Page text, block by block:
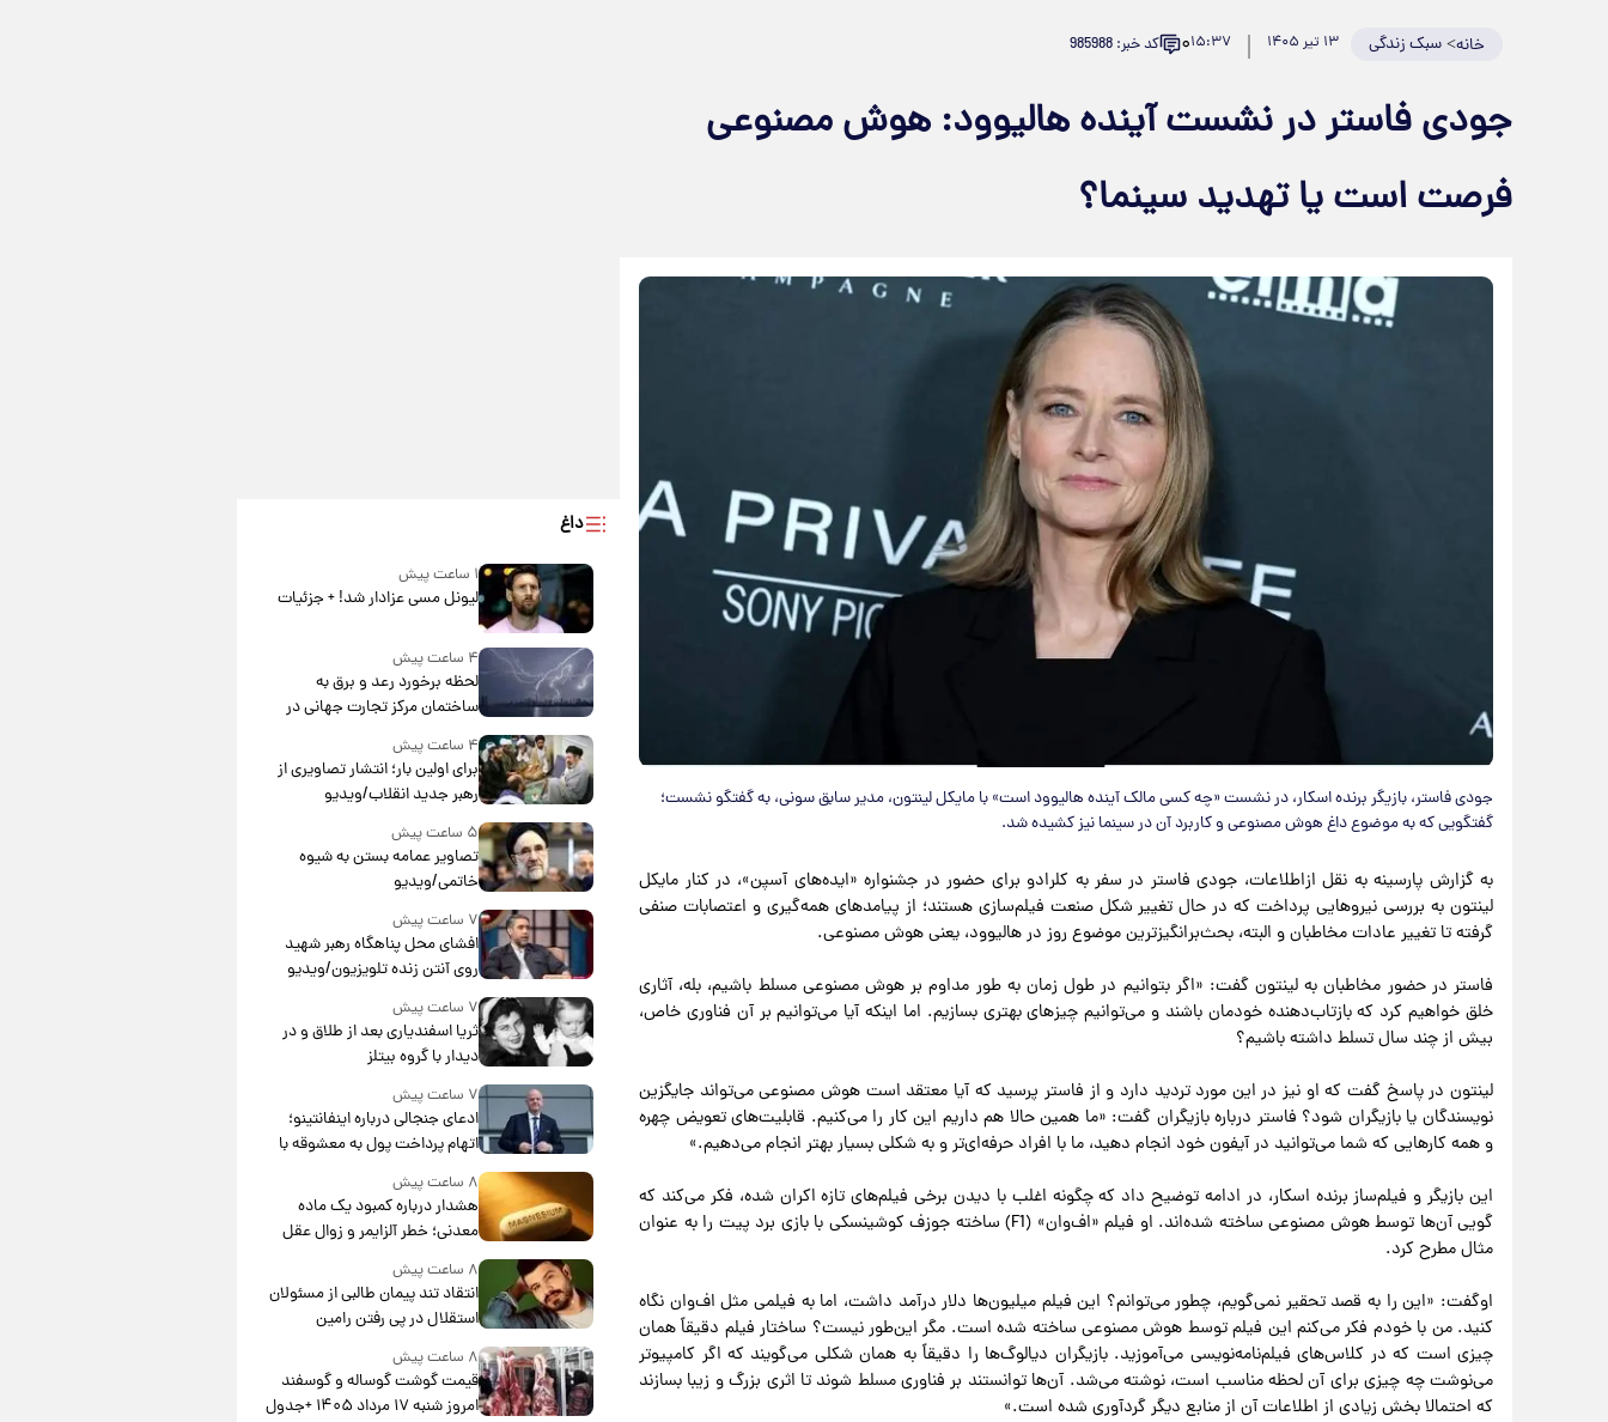
خانه>سبک زندگی ۱۳ تیر ۱۴۰۵ ۱۵:۳۷۰ کد خبر: 985988
جودی فاستر در نشست آینده هالیوود: هوش مصنوعی
فرصت است یا تهدید سینما؟
جودی فاستر، بازیگر برنده اسکار، در نشست «چه کسی مالک آینده هالیوود است» با مایکل لینتون، مدیر سابق سونی، به گفتگو نشست؛
گفتگویی که به موضوع داغ هوش مصنوعی و کاربرد آن در سینما نیز کشیده شد.
به گزارش پارسینه به نقل ازاطلاعات، جودی فاستر در سفر به کلرادو برای حضور در جشنواره «ایده‌های آسپن»، در کنار مایکل
لینتون به بررسی نیروهایی پرداخت که در حال تغییر شکل صنعت فیلم‌سازی هستند؛ از پیامدهای همه‌گیری و اعتصابات صنفی
گرفته تا تغییر عادات مخاطبان و البته، بحث‌برانگیزترین موضوع روز در هالیوود، یعنی هوش مصنوعی.
فاستر در حضور مخاطبان به لینتون گفت: «اگر بتوانیم در طول زمان به طور مداوم بر هوش مصنوعی مسلط باشیم، بله، آثاری
خلق خواهیم کرد که بازتاب‌دهنده خودمان باشند و می‌توانیم چیزهای بهتری بسازیم. اما اینکه آیا می‌توانیم بر آن فناوری خاص،
بیش از چند سال تسلط داشته باشیم؟
لینتون در پاسخ گفت که او نیز در این مورد تردید دارد و از فاستر پرسید که آیا معتقد است هوش مصنوعی می‌تواند جایگزین
نویسندگان یا بازیگران شود؟ فاستر درباره بازیگران گفت: «ما همین حالا هم داریم این کار را می‌کنیم. قابلیت‌های تعویض چهره
و همه کارهایی که شما می‌توانید در آیفون خود انجام دهید، ما با افراد حرفه‌ای‌تر و به شکلی بسیار بهتر انجام می‌دهیم.»
این بازیگر و فیلم‌ساز برنده اسکار، در ادامه توضیح داد که چگونه اغلب با دیدن برخی فیلم‌های تازه اکران شده، فکر می‌کند که
گویی آن‌ها توسط هوش مصنوعی ساخته شده‌اند. او فیلم «اف‌وان» (F1) ساخته جوزف کوشینسکی با بازی برد پیت را به عنوان
مثال مطرح کرد.
اوگفت: «این را به قصد تحقیر نمی‌گویم، چطور می‌توانم؟ این فیلم میلیون‌ها دلار درآمد داشت، اما به فیلمی مثل اف‌وان نگاه
کنید. من با خودم فکر می‌کنم این فیلم توسط هوش مصنوعی ساخته شده است. مگر این‌طور نیست؟ ساختار فیلم دقیقاً همان
چیزی است که در کلاس‌های فیلم‌نامه‌نویسی می‌آموزید. بازیگران دیالوگ‌ها را دقیقاً به همان شکلی می‌گویند که اگر کامپیوتر
می‌نوشت چه چیزی برای آن لحظه مناسب است، نوشته می‌شد. آن‌ها توانستند بر فناوری مسلط شوند تا اثری بزرگ و زیبا بسازند
که احتمالا بخش زیادی از اطلاعات آن از منابع دیگر گردآوری شده است.»
داغ
۱ ساعت پیش
لیونل مسی عزادار شد! + جزئیات
۴ ساعت پیش
لحظه برخورد رعد و برق به
ساختمان مرکز تجارت جهانی در
آمریکا + فیلم
۴ ساعت پیش
برای اولین بار؛ انتشار تصاویری از
رهبر جدید انقلاب/ویدیو
۵ ساعت پیش
تصاویر عمامه بستن به شیوه
خاتمی/ویدیو
۷ ساعت پیش
افشای محل پناهگاه‌ رهبر شهید
روی آنتن زنده تلویزیون/ویدیو
۷ ساعت پیش
ثریا اسفندیاری بعد از طلاق و در
دیدار با گروه بیتلز
۷ ساعت پیش
ادعای جنجالی درباره اینفانتینو؛
اتهام پرداخت پول به معشوقه با
درآمد یوفا
۸ ساعت پیش
هشدار درباره کمبود یک ماده
معدنی؛ خطر آلزایمر و زوال عقل
افزایش می‌یابد؟
۸ ساعت پیش
انتقاد تند پیمان طالبی از مسئولان
استقلال در پی رفتن رامین
رضاییان+ عکس
۸ ساعت پیش
قیمت گوشت گوساله و گوسفند
امروز شنبه ۱۷ مرداد ۱۴۰۵ +جدول